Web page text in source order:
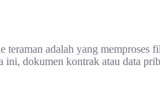
adalah yang memproses
ini, dokumen kontrak atau data